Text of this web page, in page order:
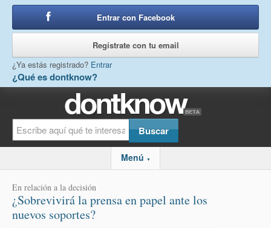
¿Qué es dontknow?
Entrar con Facebook
Regístrate con tu email
¿Ya estás registrado? Entrar
Menú ▼
En relación a la decisión
¿Sobrevivirá la prensa en papel ante los
nuevos soportes?